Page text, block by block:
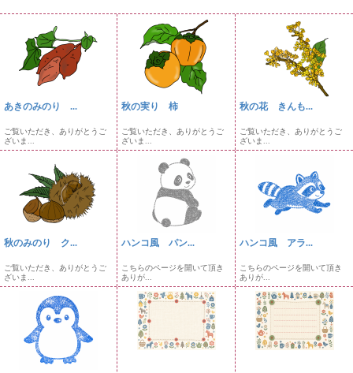
あきのみのり ...
ご覧いただき、ありがとうご
ざいま...
秋の実り 柿
ご覧いただき、ありがとうご
ざいま...
秋の花 きんも...
ご覧いただき、ありがとうご
ざいま...
秋のみのり ク...
ご覧いただき、ありがとうご
ざいま...
ハンコ風 パン...
こちらのページを開いて頂き
ありが...
ハンコ風 アラ...
こちらのページを開いて頂き
ありが...